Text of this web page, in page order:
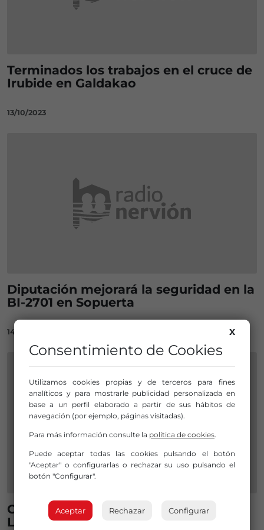
Terminados los trabajos en el cruce de
Irubide en Galdakao
13/10/2023
Diputación mejorará la seguridad en la
BI-2701 en Sopuerta
14/02/2023
Comienzan las obras en Gordonoz y
León de Uruñuela, en Rekalde
X
Consentimiento de Cookies
Utilizamos cookies propias y de terceros para fines
analíticos y para mostrarle publicidad personalizada en
base a un perfil elaborado a partir de sus hábitos de
navegación (por ejemplo, páginas visitadas).
Para más información consulte la política de cookies.
Puede aceptar todas las cookies pulsando el botón
"Aceptar" o configurarlas o rechazar su uso pulsando el
botón "Configurar".
Aceptar Rechazar Configurar